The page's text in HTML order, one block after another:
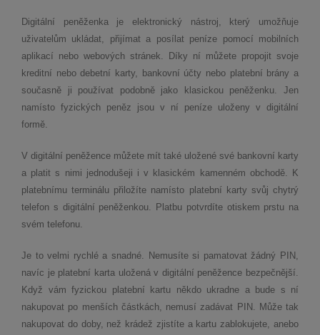
Digitální peněženka je elektronický nástroj, který umožňuje
uživatelům ukládat, přijímat a posílat peníze pomocí mobilních
aplikací nebo webových stránek. Díky ní můžete propojit svoje
kreditní nebo debetní karty, bankovní účty nebo platební brány a
současně ji používat podobně jako klasickou peněženku. Jen
namísto fyzických peněz jsou v ní peníze uloženy v digitální
formě.
V digitální peněžence můžete mít také uložené své bankovní karty
a platit s nimi jednodušeji i v klasickém kamenném obchodě. K
platebnímu terminálu přiložíte namísto platební karty svůj chytrý
telefon s digitální peněženkou. Platbu potvrdíte otiskem prstu na
svém telefonu.
Je to velmi rychlé a snadné. Nemusíte si pamatovat žádný PIN,
navíc je platební karta uložená v digitální peněžence bezpečnější.
Když vám fyzickou platební kartu někdo ukradne a bude s ní
nakupovat po menších částkách, nemusí zadávat PIN. Může tak
nakupovat do doby, než krádež zjistíte a kartu zablokujete, anebo